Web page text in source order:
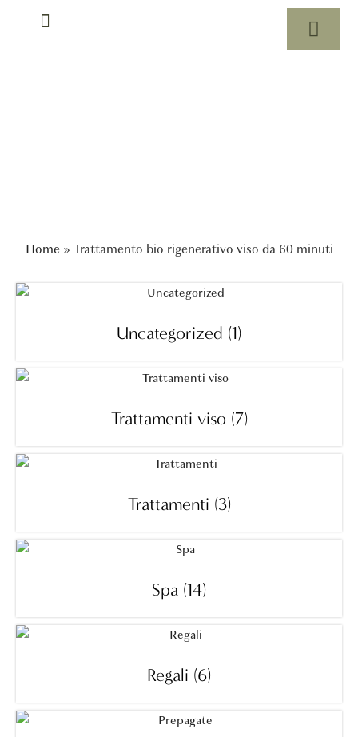
Home» Trattamento bio rigenerativo viso da 60 minuti
Uncategorized (1)
Trattamenti viso (7)
Trattamenti (3)
Spa (14)
Regali (6)